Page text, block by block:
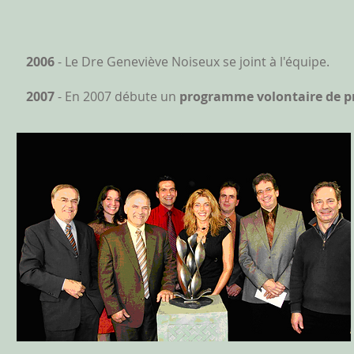
2006- Le Dre Geneviève Noiseux se joint à l'équipe.
2007- En 2007 débute un programme volontaire de